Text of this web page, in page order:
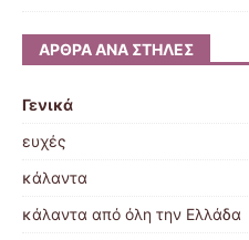
ΆΡΘΡΑ ΑΝΆ ΣΤΉΛΕΣ
Γενικά
ευχές
κάλαντα
κάλαντα από όλη την Ελλάδα